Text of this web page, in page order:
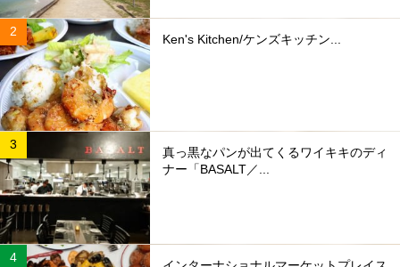
Ken's Kitchen/ケンズキッチン...
真っ黒なパンが出てくるワイキキのディ
ナー「BASALT／...